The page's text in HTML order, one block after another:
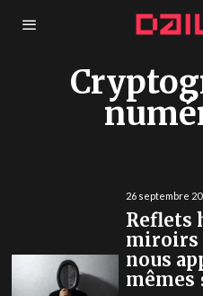
26 septembre
Reflets
miroirs
nous
mêmes